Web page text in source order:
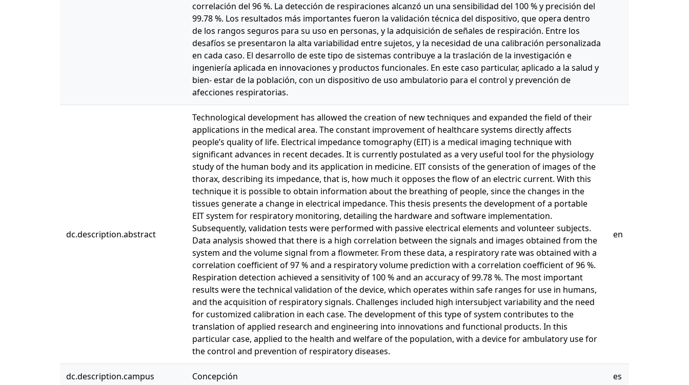
correlación del 96 %. La detección de respiraciones alcanzó un una sensibilidad del 100 % y precisión del
99.78 %. Los resultados más importantes fueron la validación técnica del dispositivo, que opera dentro
de los rangos seguros para su uso en personas, y la adquisición de señales de respiración. Entre los
desafíos se presentaron la alta variabilidad entre sujetos, y la necesidad de una calibración personalizada
en cada caso. El desarrollo de este tipo de sistemas contribuye a la traslación de la investigación e
ingeniería aplicada en innovaciones y productos funcionales. En este caso particular, aplicado a la salud y
bien- estar de la población, con un dispositivo de uso ambulatorio para el control y prevención de
afecciones respiratorias.
dc.description.abstract
Technological development has allowed the creation of new techniques and expanded the field of their
applications in the medical area. The constant improvement of healthcare systems directly affects
people’s quality of life. Electrical impedance tomography (EIT) is a medical imaging technique with
significant advances in recent decades. It is currently postulated as a very useful tool for the physiology
study of the human body and its application in medicine. EIT consists of the generation of images of the
thorax, describing its impedance, that is, how much it opposes the flow of an electric current. With this
technique it is possible to obtain information about the breathing of people, since the changes in the
tissues generate a change in electrical impedance. This thesis presents the development of a portable
EIT system for respiratory monitoring, detailing the hardware and software implementation.
Subsequently, validation tests were performed with passive electrical elements and volunteer subjects.
Data analysis showed that there is a high correlation between the signals and images obtained from the
system and the volume signal from a flowmeter. From these data, a respiratory rate was obtained with a
correlation coefficient of 97 % and a respiratory volume prediction with a correlation coefficient of 96 %.
Respiration detection achieved a sensitivity of 100 % and an accuracy of 99.78 %. The most important
results were the technical validation of the device, which operates within safe ranges for use in humans,
and the acquisition of respiratory signals. Challenges included high intersubject variability and the need
for customized calibration in each case. The development of this type of system contributes to the
translation of applied research and engineering into innovations and functional products. In this
particular case, applied to the health and welfare of the population, with a device for ambulatory use for
the control and prevention of respiratory diseases.
en
dc.description.campus Concepción es